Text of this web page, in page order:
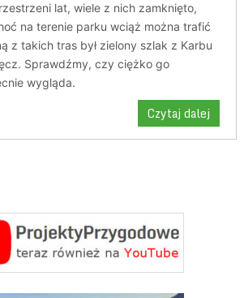
lat, wiele z nich zamknięto,
na terenie parku wciąż można trafić
z takich tras był zielony szlak z Karbu
Sprawdźmy, czy ciężko go
wygląda.
Czytaj dalej